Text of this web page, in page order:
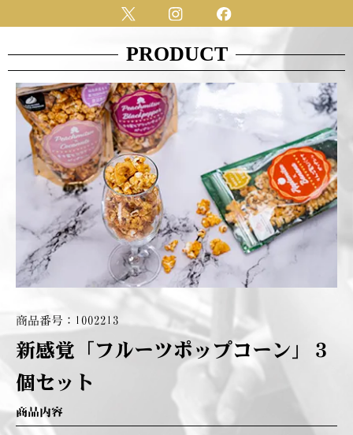
容
PRODUCT
商品番号：1002213
新感覚「フルーツポップコーン」３
個セット
商品内容